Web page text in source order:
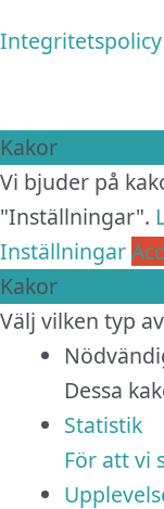
Integritetspolicy
Kakor
Vi bjuder på
"Inställningar".
Inställningar
Kakor
Välj vilken typ
Dessa
Statistik
För att vi